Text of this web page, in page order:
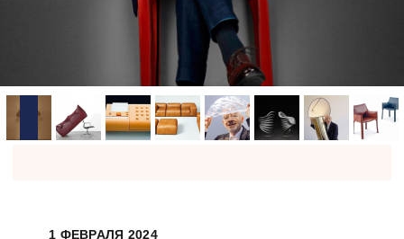
1 ФЕВРАЛЯ 2024